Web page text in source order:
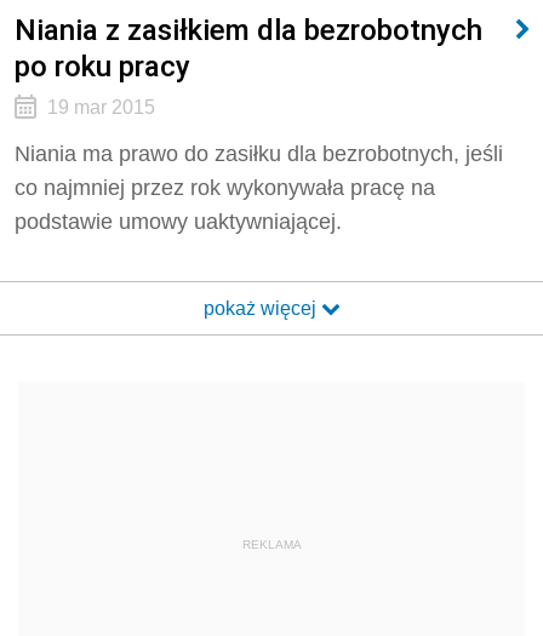
Niania z zasiłkiem dla bezrobotnych
po roku pracy
19 mar 2015
Niania ma prawo do zasiłku dla bezrobotnych, jeśli
co najmniej przez rok wykonywała pracę na
podstawie umowy uaktywniającej.
pokaż więcej
REKLAMA